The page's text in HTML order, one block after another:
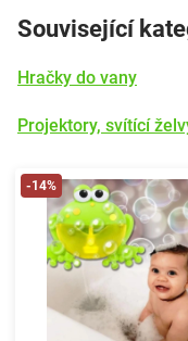
Související
Hračky do vany
Projektory, svítící
-14%